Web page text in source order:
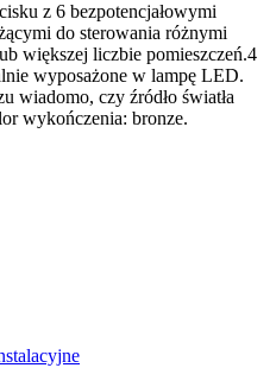
z 6 bezpotencjałowymi
do sterowania różnymi
większej liczbie pomieszczeń.4
wyposażone w lampę LED.
wiadomo, czy źródło światła
wykończenia: bronze.